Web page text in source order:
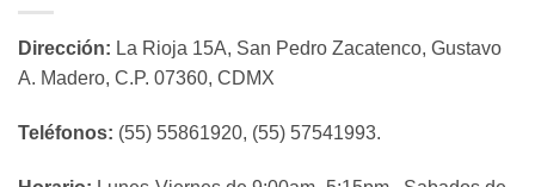
Dirección: La Rioja 15A, San Pedro Zacatenco, Gustavo
A. Madero, C.P. 07360, CDMX
Teléfonos: (55) 55861920, (55) 57541993.